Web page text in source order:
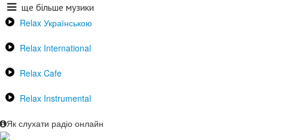
ще більше музики
Relax Українською
Relax International
Relax Cafe
Relax Instrumental
Як слухати радіо онлайн